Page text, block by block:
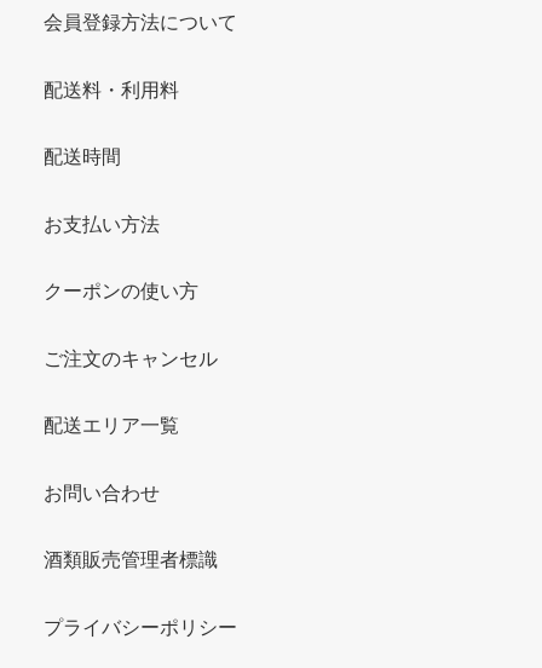
会員登録方法について
配送料・利用料
配送時間
お支払い方法
クーポンの使い方
ご注文のキャンセル
配送エリア一覧
お問い合わせ
酒類販売管理者標識
プライバシーポリシー